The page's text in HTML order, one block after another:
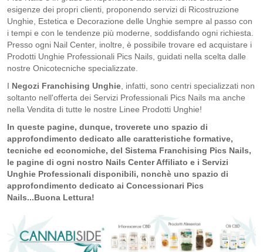
esigenze dei propri clienti, proponendo servizi di Ricostruzione
Unghie, Estetica e Decorazione delle Unghie sempre al passo con
i tempi e con le tendenze più moderne, soddisfando ogni richiesta.
Presso ogni Nail Center, inoltre, è possibile trovare ed acquistare i
Prodotti Unghie Professionali Pics Nails, guidati nella scelta dalle
nostre Onicotecniche specializzate.
I Negozi Franchising Unghie , infatti, sono centri specializzati non
soltanto nell'offerta dei Servizi Professionali Pics Nails ma anche
nella Vendita di tutte le nostre Linee Prodotti Unghie!
In queste pagine, dunque, troverete uno spazio di
approfondimento dedicato alle caratteristiche formative,
tecniche ed economiche, del Sistema Franchising Pics Nails,
le pagine di ogni nostro Nails Center Affiliato e i Servizi
Unghie Professionali disponibili, nonchè uno spazio di
approfondimento dedicato ai Concessionari Pics
Nails...Buona Lettura!